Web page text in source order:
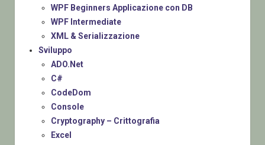
WPF Beginners Applicazione con DB
WPF Intermediate
XML & Serializzazione
Sviluppo
ADO.Net
C#
CodeDom
Console
Cryptography – Crittografia
Excel